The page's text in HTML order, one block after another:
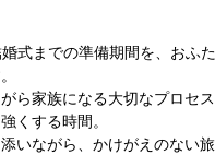
式までの準備期間を、おふ
ら家族になる大切なプロセ
くする時間。
いながら、かけがえのない